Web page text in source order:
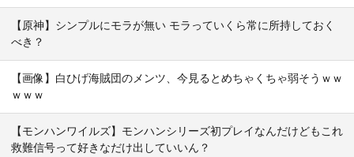
【原神】シンプルにモラが無い モラっていくら常に所持しておく
べき？
【画像】白ひげ海賊団のメンツ、今見るとめちゃくちゃ弱そうｗｗ
ｗｗｗ
【モンハンワイルズ】モンハンシリーズ初プレイなんだけどもこれ
救難信号って好きなだけ出していいん？